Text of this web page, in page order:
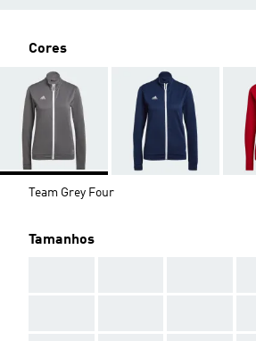
Cores
Team Grey Four
Tamanhos